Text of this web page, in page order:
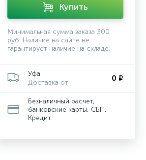
Купить
Минимальная сумма заказа 300
руб. Наличие на сайте не
гарантирует наличие на складе.
Уфа
Доставка от
0 ₽
Безналичный расчет,
банковские карты, СБП,
Кредит